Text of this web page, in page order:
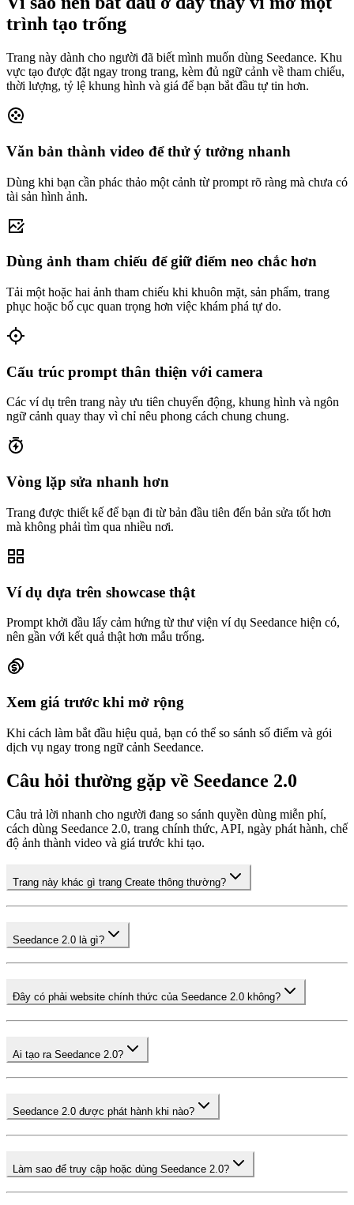
trình tạo trống
Trang này dành cho người đã biết mình muốn dùng Seedance. Khu
vực tạo được đặt ngay trong trang, kèm đủ ngữ cảnh về tham chiếu,
thời lượng, tỷ lệ khung hình và giá để bạn bắt đầu tự tin hơn.
Văn bản thành video để thử ý tưởng nhanh
Dùng khi bạn cần phác thảo một cảnh từ prompt rõ ràng mà chưa có
tài sản hình ảnh.
Dùng ảnh tham chiếu để giữ điểm neo chắc hơn
Tải một hoặc hai ảnh tham chiếu khi khuôn mặt, sản phẩm, trang
phục hoặc bố cục quan trọng hơn việc khám phá tự do.
Cấu trúc prompt thân thiện với camera
Các ví dụ trên trang này ưu tiên chuyển động, khung hình và ngôn
ngữ cảnh quay thay vì chỉ nêu phong cách chung chung.
Vòng lặp sửa nhanh hơn
Trang được thiết kế để bạn đi từ bản đầu tiên đến bản sửa tốt hơn
mà không phải tìm qua nhiều nơi.
Ví dụ dựa trên showcase thật
Prompt khởi đầu lấy cảm hứng từ thư viện ví dụ Seedance hiện có,
nên gần với kết quả thật hơn mẫu trống.
Xem giá trước khi mở rộng
Khi cách làm bắt đầu hiệu quả, bạn có thể so sánh số điểm và gói
dịch vụ ngay trong ngữ cảnh Seedance.
Câu hỏi thường gặp về Seedance 2.0
Câu trả lời nhanh cho người đang so sánh quyền dùng miễn phí,
cách dùng Seedance 2.0, trang chính thức, API, ngày phát hành, chế
độ ảnh thành video và giá trước khi tạo.
Trang này khác gì trang Create thông thường?
Seedance 2.0 là gì?
Đây có phải website chính thức của Seedance 2.0 không?
Ai tạo ra Seedance 2.0?
Seedance 2.0 được phát hành khi nào?
Làm sao để truy cập hoặc dùng Seedance 2.0?